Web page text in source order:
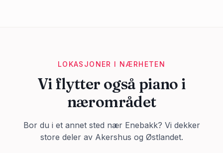
LOKASJONER I NÆRHETEN
Vi flytter også piano i
nærområdet
Bor du i et annet sted nær Enebakk? Vi dekker
store deler av Akershus og Østlandet.